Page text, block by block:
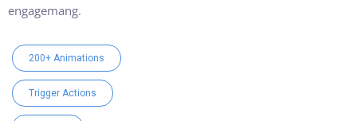
engagemang.
200+ Animations
Trigger Actions